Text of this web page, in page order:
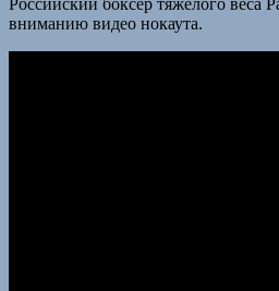
вниманию видео нокаута.